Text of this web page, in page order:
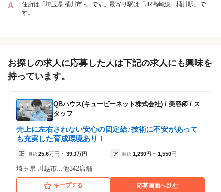
美容室イレブンカット ベニバナウォーク桶川
A
住所は「埼玉県 桶川市 -」です。最寄り駅は「JR高崎線 桶川駅」で
す。
お探しの求人に応募した人は下記の求人にも興味を
持っています。
QBハウス(キュービーネット株式会社) / 美容師 / ス
タッフ
売上に左右されない安心の固定給♪技術に不安があって
も充実した育成環境あり！
正 月給 25.6万円 ~ 39.0万円 ア 時給 1,230円 ~ 1,550円
埼玉県 川越市...他342店舗
キープする 応募画面へ進む